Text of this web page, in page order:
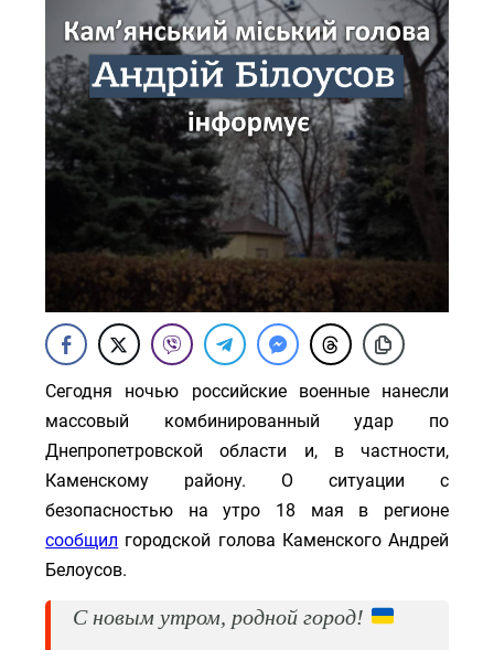
Сегодня ночью российские военные нанесли
массовый комбинированный удар по
Днепропетровской области и, в частности,
Каменскому району. О ситуации с
безопасностью на утро 18 мая в регионе
сообщил городской голова Каменского Андрей
Белоусов.
С новым утром, родной город!